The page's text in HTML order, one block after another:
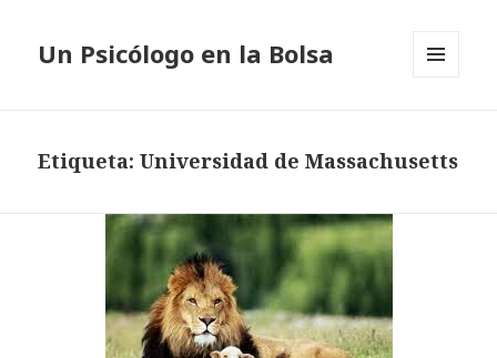
Un Psicólogo en la Bolsa
Etiqueta: Universidad de Massachusetts